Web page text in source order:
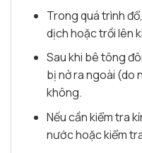
Trong quá trình
dịch hoặc trồi lên
Sau khi bê tông
bị nở ra ngoài (do
không.
Nếu cần kiểm tra
nước hoặc kiểm